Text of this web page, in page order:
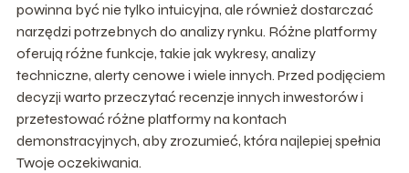
powinna być nie tylko intuicyjna, ale również dostarczać
narzędzi potrzebnych do analizy rynku. Różne platformy
oferują różne funkcje, takie jak wykresy, analizy
techniczne, alerty cenowe i wiele innych. Przed podjęciem
decyzji warto przeczytać recenzje innych inwestorów i
przetestować różne platformy na kontach
demonstracyjnych, aby zrozumieć, która najlepiej spełnia
Twoje oczekiwania.